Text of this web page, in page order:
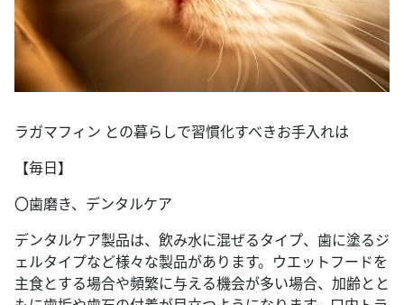
ラガマフィン との暮らしで習慣化すべきお手入れは
【毎日】
〇歯磨き、デンタルケア
デンタルケア製品は、飲み水に混ぜるタイプ、歯に塗るジ
ェルタイプなど様々な製品があります。ウエットフードを
主食とする場合や頻繁に与える機会が多い場合、加齢とと